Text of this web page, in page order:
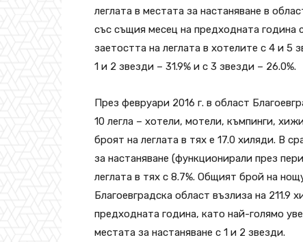
леглата в местата за настаняване в
със същия месец на предходната година
заетостта на леглата в хотелите с 4 и 5
1 и 2 звезди – 31.9% и с 3 звезди – 26.0%.
През февруари 2016 г. в област
10 легла – хотели, мотели, къмпинги,
броят на леглата в тях е 17.0 хиляди. В
за настаняване (функционирали през
леглата в тях с 8.7%. Общият брой на
Благоевградска област възлиза на 211.9
предходната година, като най-голямо
местата за настаняване с 1 и 2 звезди.